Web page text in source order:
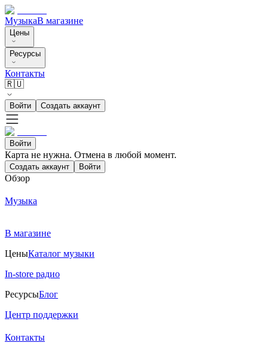
МузыкаВ магазине
Цены
Ресурсы
Контакты
🇷🇺
Войти Создать аккаунт
Войти
Карта не нужна. Отмена в любой момент.
Создать аккаунт Войти
Обзор
Музыка
В магазине
ЦеныКаталог музыки
In-store радио
РесурсыБлог
Центр поддержки
Контакты